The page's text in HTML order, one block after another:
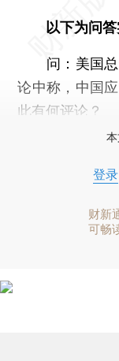
以下为问答
问：美国总
论中称，中国
此有何评论？
登录
财新
可畅